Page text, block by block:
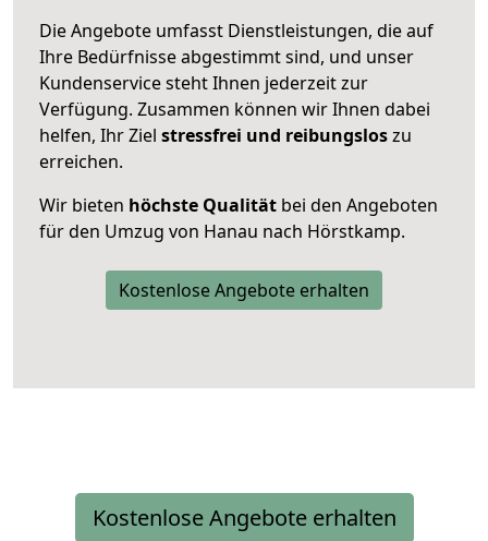
Die Angebote umfasst Dienstleistungen, die auf
Ihre Bedürfnisse abgestimmt sind, und unser
Kundenservice steht Ihnen jederzeit zur
Verfügung. Zusammen können wir Ihnen dabei
helfen, Ihr Ziel stressfrei und reibungsloszu
erreichen.
Wir bieten höchste Qualität bei den Angeboten
für den Umzug von Hanau nach Hörstkamp.
Kostenlose Angebote erhalten
Kostenlose Angebote erhalten